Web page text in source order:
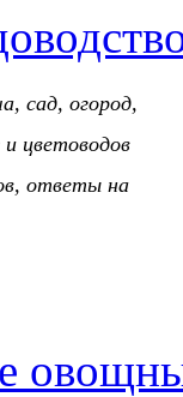
сад, огород,
и цветоводов
ответы на